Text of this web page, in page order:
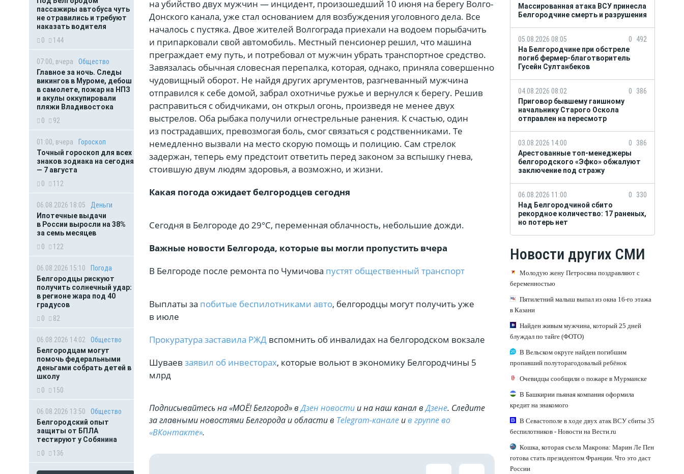
пассажиры автобуса чуть
не отравились и требуют
наказать водителя
0
144
07:00, вчера
Общество
Главное за ночь. Следы
викингов в Муроме, дебош
в самолете, пожар на НПЗ
и акулы оккупировали
пляжи Владивостока
0
92
01:00, вчера
Гороскоп
Точный гороскоп для всех
знаков зодиака на сегодня
— 7 августа
0
112
06.08.2026 18:05
Деньги
Ипотечные выдачи
в России выросли на 38%
за семь месяцев
0
122
06.08.2026 15:10
Погода
Белгородцы рискуют
получить солнечный удар:
в регионе жара под 40
градусов
0
82
06.08.2026 14:02
Общество
Белгородцам могут
помочь федеральными
деньгами собрать детей в
школу
0
150
06.08.2026 13:50
Общество
Белгородский опыт
защиты от БПЛА
тестируют у Собянина
0
136
на убийство двух мужчин — инцидент, произошедший 10 июня на берегу Волго-
Донского канала, уже стал основанием для возбуждения уголовного дела. Все
началось с пустяка. Двое жителей Волгограда приехали на водоем порыбачить
и припарковали свой автомобиль. Местный пенсионер решил, что машина
преграждает ему путь, и потребовал от мужчин убрать транспортное средство.
Завязалась обычная словесная перепалка, которая, однако, приняла совершенно
чудовищный оборот. Не найдя других аргументов, разгневанный мужчина
отправился к себе домой, забрал охотничье ружье и вернулся к берегу. Решив
расправиться с обидчиками, он открыл огонь, произведя не менее двух
выстрелов. Оба рыбака получили огнестрельные ранения. К счастью, один
из пострадавших, превозмогая боль, смог связаться с родственниками. Те
немедленно вызвали на место скорую помощь и полицию. Сам стрелок
задержан, теперь ему предстоит ответить перед законом за вспышку гнева,
стоившую двум людям здоровья, а возможно, и жизни.
Какая погода ожидает белгородцев сегодня
Сегодня в Белгороде до 29°С, переменная облачность, небольшие дожди.
Важные новости Белгорода, которые вы могли пропустить вчера
В Белгороде после ремонта по Чумичова пустят общественный транспорт
Выплаты за побитые беспилотниками авто, белгородцы могут получить уже
в июле
Прокуратура заставила РЖД вспомнить об инвалидах на белгородском вокзале
Шуваев заявил об инвесторах, которые вольют в экономику Белгородчины 5
млрд
Подписывайтесь на «МОЁ! Белгород» вДзен новости и на наш канал вДзене. Cледите
за главными новостями Белгорода и области в Telegram-канале ив группе во
«ВКонтакте».
Массированная атака ВСУ принесла
Белгородчине смерть и разрушения
05.08.2026 08:05 0
492
На Белгородчине при обстреле
погиб фермер-благотворитель
Гусейн Султанбеков
04.08.2026 08:02 0
386
Приговор бывшему гаишному
начальнику Старого Оскола
отправлен на пересмотр
03.08.2026 14:00 0
386
Арестованные топ-менеджеры
белгородского «Эфко» обжалуют
заключение под стражу
06.08.2026 11:00 0
330
Над Белгородчиной сбито
рекордное количество: 17 раненых,
но потерь нет
Новости других СМИ
Молодую жену Петросяна поздравляют с
беременностью
Пятилетний малыш выпал из окна 16-го этажа
в Казани
Найден живым мужчина, который 25 дней
блуждал по тайге (ФОТО)
В Вельском округе найден погибшим
пропавший полуторагодовалый ребёнок
Очевидцы сообщили о пожаре в Мурманске
В Башкирии пьяная компания оформила
кредит на знакомого
В Севастополе в ходе двух атак ВСУ сбиты 35
беспилотников - Новости на Вести.ru
Кошка, которая съела Макрона: Марин Ле Пен
готова стать президентом Франции. Что это даст
России